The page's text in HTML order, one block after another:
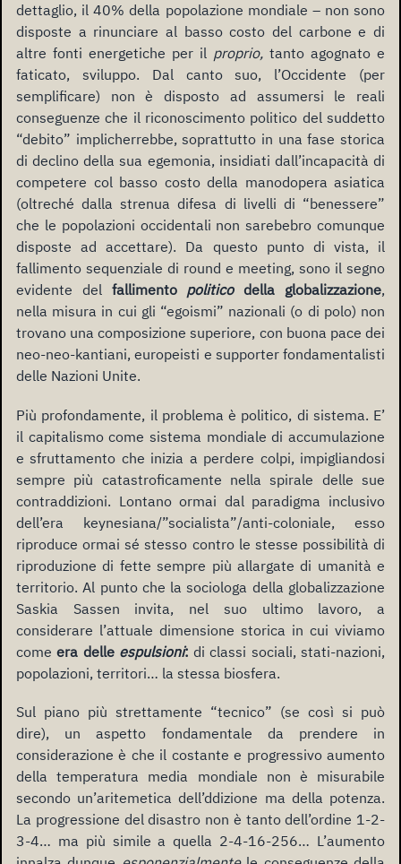
dettaglio, il 40% della popolazione mondiale – non sono
disposte a rinunciare al basso costo del carbone e di
altre fonti energetiche per il proprio, tanto agognato e
faticato, sviluppo. Dal canto suo, l’Occidente (per
semplificare) non è disposto ad assumersi le reali
conseguenze che il riconoscimento politico del suddetto
“debito” implicherrebbe, soprattutto in una fase storica
di declino della sua egemonia, insidiati dall’incapacità di
competere col basso costo della manodopera asiatica
(oltreché dalla strenua difesa di livelli di “benessere”
che le popolazioni occidentali non sarebebro comunque
disposte ad accettare). Da questo punto di vista, il
fallimento sequenziale di round e meeting, sono il segno
evidente delfallimento politicodella globalizzazione,
nella misura in cui gli “egoismi” nazionali (o di polo) non
trovano una composizione superiore, con buona pace dei
neo-neo-kantiani, europeisti e supporter fondamentalisti
delle Nazioni Unite.
Più profondamente, il problema è politico, di sistema. E’
il capitalismo come sistema mondiale di accumulazione
e sfruttamento che inizia a perdere colpi, impigliandosi
sempre più catastroficamente nella spirale delle sue
contraddizioni. Lontano ormai dal paradigma inclusivo
dell’era keynesiana/”socialista”/anti-coloniale, esso
riproduce ormai sé stesso contro le stesse possibilità di
riproduzione di fette sempre più allargate di umanità e
territorio. Al punto che la sociologa della globalizzazione
Saskia Sassen invita, nel suo ultimo lavoro, a
considerare l’attuale dimensione storica in cui viviamo
comeera delle espulsioni: di classi sociali, stati-nazioni,
popolazioni, territori… la stessa biosfera.
Sul piano più strettamente “tecnico” (se così si può
dire), un aspetto fondamentale da prendere in
considerazione è che il costante e progressivo aumento
della temperatura media mondiale non è misurabile
secondo un’aritemetica dell’ddizione ma della potenza.
La progressione del disastro non è tanto dell’ordine 1-2-
3-4… ma più simile a quella 2-4-16-256… L’aumento